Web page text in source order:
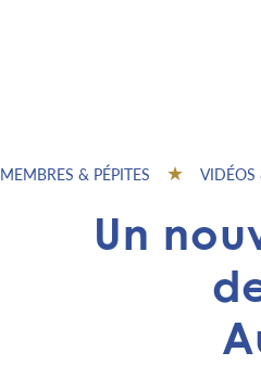
MEMBRES & PÉPITES VIDÉOS
Un